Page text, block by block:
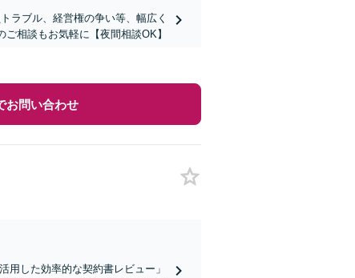
ラブル、経営権の争い等、幅広く
相談もお気軽に【夜間相談OK】
お問い合わせ
用した効率的な契約書レビュー」